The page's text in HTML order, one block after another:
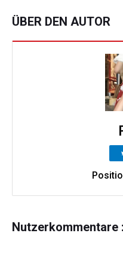
ÜBER DEN AUTOR
Nutzerkommentare :